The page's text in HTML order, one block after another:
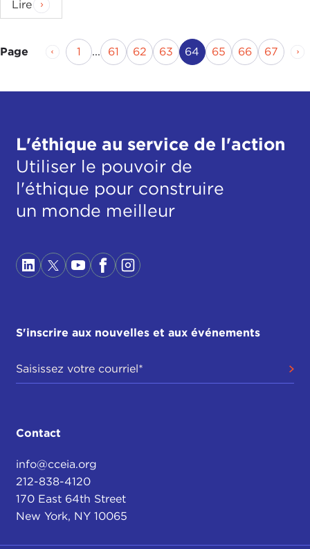
Lire
Page Page précédente
Page
1 ... Page
61 Page
62 Page
63 Page actuelle
64 Page
65 Page
66 Page
67
L'éthique au service de l'action
Utiliser le pouvoir de
l'éthique pour construire
un monde meilleur
S'inscrire aux nouvelles et aux événements
Contact
info@cceia.org
212-838-4120
170 East 64th Street
New York, NY 10065